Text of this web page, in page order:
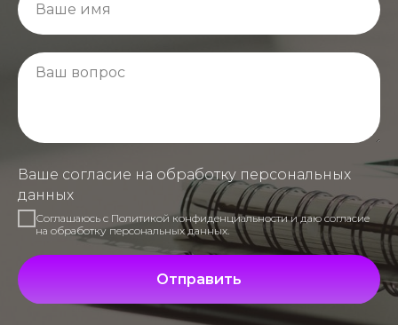
Ваше согласие на обработку персональных
данных
Соглашаюсь с Политикой конфиденциальности и даю согласие
на обработку персональных данных.
Отправить